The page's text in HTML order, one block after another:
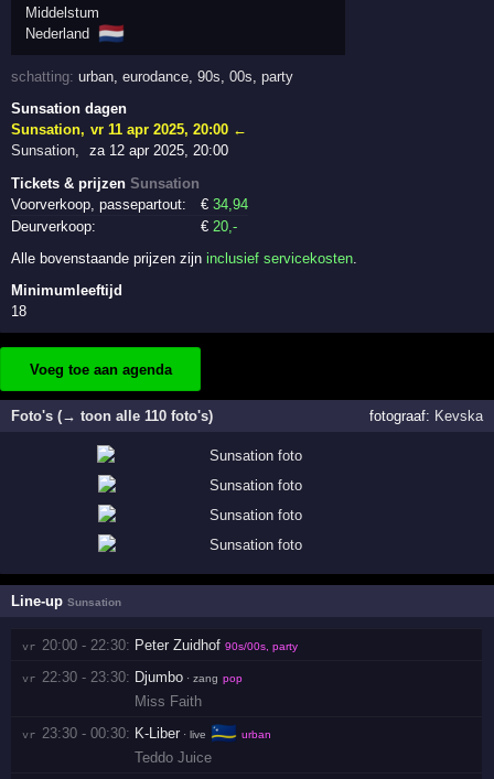
Middelstum
Nederland
🇳🇱
schatting:urban,eurodance,90s,00s,party
Sunsation dagen
Sunsation, vr 11 apr 2025, 20:00 ←
Sunsation,
za 12 apr 2025, 20:00
Tickets & prijzenSunsation
Voorverkoop, passepartout:
€34 ,94
Deurverkoop:
€ 20 ,-
Alle bovenstaande prijzen zijninclusief servicekosten
Minimumleeftijd
18
Voeg toe aan agenda
Foto's (→ toon alle 110 foto's) fotograaf: Kevska
Line-upSunsation
vr 20:00 - 22:30: Peter Zuidhof 90s/00s, party
vr 22:30 - 23:30: Djumbo · zang pop
Miss Faith
vr 23:30 - 00:30: K-Liber · live 🇨🇼 urban
Teddo Juice